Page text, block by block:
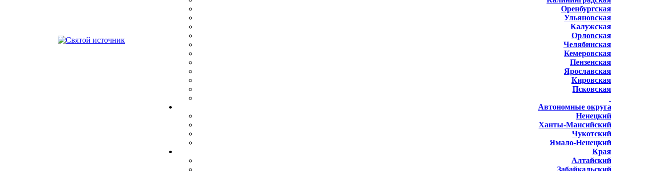
Оренбургская
Ульяновская
Калужская
Орловская
Челябинская
Кемеровская
Пензенская
Ярославская
Кировская
Псковская
Автономные округа
Ненецкий
Ханты-Мансийский
Чукотский
Ямало-Ненецкий
Края
Алтайский
Забайкальский